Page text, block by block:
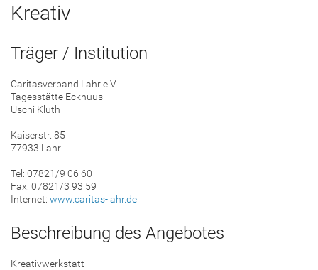
Kreativ
Träger / Institution
Caritasverband Lahr e.V.
Tagesstätte Eckhuus
Uschi Kluth
Kaiserstr. 85
77933 Lahr
Tel: 07821/9 06 60
Fax: 07821/3 93 59
Internet: www.caritas-lahr.de
Beschreibung des Angebotes
Kreativwerkstatt